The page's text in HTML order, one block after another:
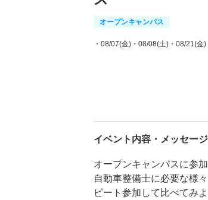
オープンキャンパス
・08/07(金) ・08/08(土) ・08/21(金)
イベント内容・メッセージ
オープンキャンパスに参加
自動車整備士に必要な様
ピート参加して比べてみよ